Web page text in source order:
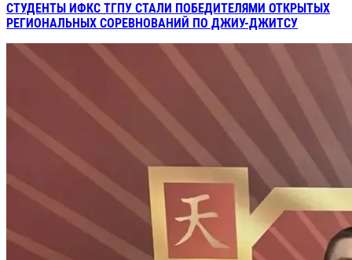
СТУДЕНТЫ ИФКС ТГПУ СТАЛИ ПОБЕДИТЕЛЯМИ ОТКРЫТЫХ
РЕГИОНАЛЬНЫХ СОРЕВНОВАНИЙ ПО ДЖИУ-ДЖИТСУ